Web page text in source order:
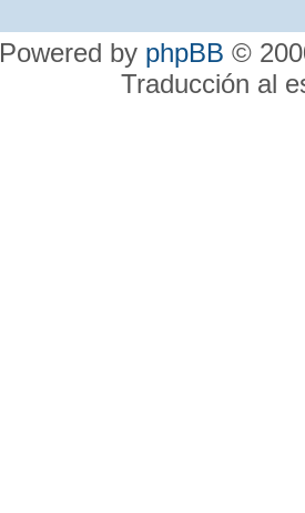
Powered by phpBB ©
Traducción al